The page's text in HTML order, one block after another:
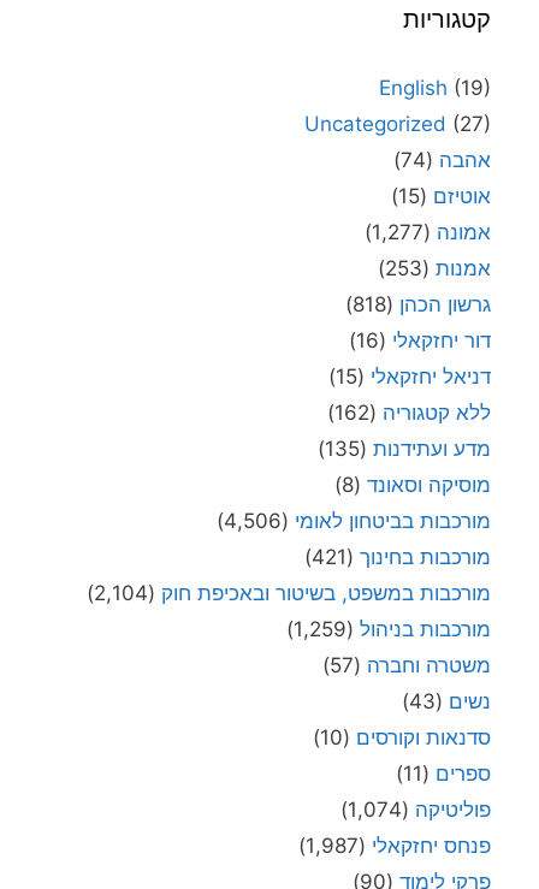
קטגוריות
English (19)
Uncategorized (27)
אהבה (74)
אוטיזם (15)
אמונה (1,277)
אמנות (253)
גרשון הכהן (818)
דור יחזקאלי (16)
דניאל יחזקאלי (15)
ללא קטגוריה (162)
מדע ועתידנות (135)
מוסיקה וסאונד (8)
מורכבות בביטחון לאומי (4,506)
מורכבות בחינוך (421)
מורכבות במשפט, בשיטור ובאכיפת חוק (2,104)
מורכבות בניהול (1,259)
משטרה וחברה (57)
נשים (43)
סדנאות וקורסים (10)
ספרים (11)
פוליטיקה (1,074)
פנחס יחזקאלי (1,987)
פרקי לימוד (90)